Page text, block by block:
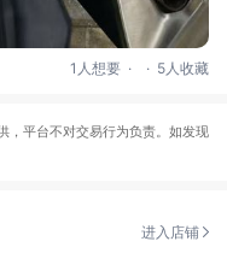
1人想要 . . 5人收藏
，平台不对交易行为负责。如发现
进入店铺